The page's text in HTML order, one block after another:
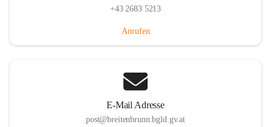
+43 2683 5213
Anrufen
E-Mail Adresse
post@breitenbrunn.bgld.gv.at